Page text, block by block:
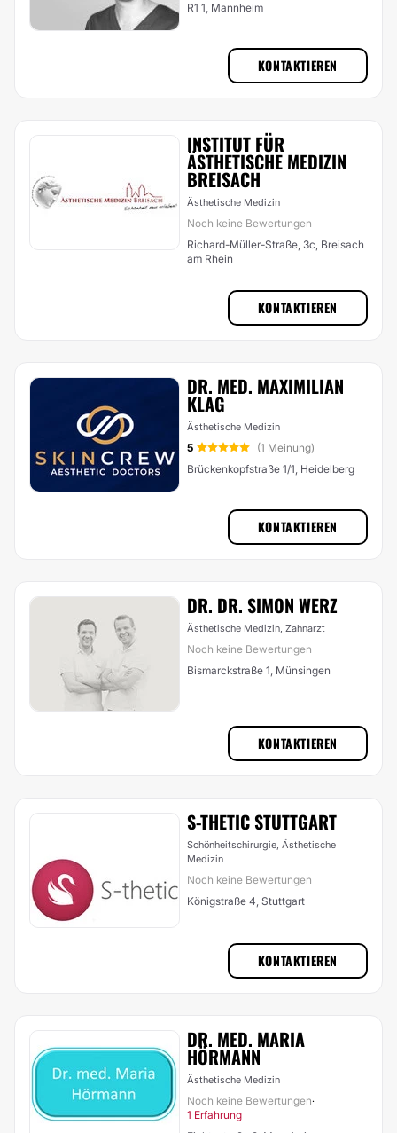
R1 1, Mannheim
KONTAKTIEREN
INSTITUT FÜR
ÄSTHETISCHE MEDIZIN
BREISACH
Ästhetische Medizin
Noch keine Bewertungen
Richard-Müller-Straße, 3c, Breisach
am Rhein
KONTAKTIEREN
DR. MED. MAXIMILIAN
KLAG
Ästhetische Medizin
5
(1 Meinung)
Brückenkopfstraße 1/1, Heidelberg
KONTAKTIEREN
DR. DR. SIMON WERZ
Ästhetische Medizin, Zahnarzt
Noch keine Bewertungen
Bismarckstraße 1, Münsingen
KONTAKTIEREN
S-THETIC STUTTGART
Schönheitschirurgie, Ästhetische
Medizin
Noch keine Bewertungen
Königstraße 4, Stuttgart
KONTAKTIEREN
DR. MED. MARIA
HÖRMANN
Ästhetische Medizin
Noch keine Bewertungen·
1 Erfahrung